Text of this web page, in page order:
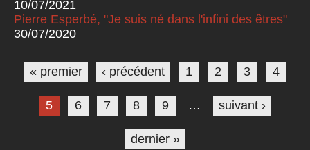
10/07/2021
Pierre Esperbé, "Je suis né dans l'infini des êtres"
30/07/2020
Pages
« premier ‹ précédent 1 2 3 4
5 6 7 8 9 … suivant ›
dernier »